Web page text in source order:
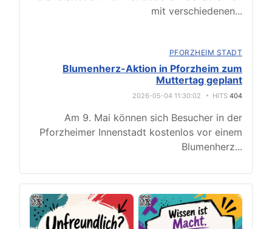
mit verschiedenen...
PFORZHEIM STADT
Blumenherz-Aktion in Pforzheim zum
Muttertag geplant
2026-05-04 11:30:02 HITS 404
Am 9. Mai können sich Besucher in der
Pforzheimer Innenstadt kostenlos vor einem
Blumenherz...